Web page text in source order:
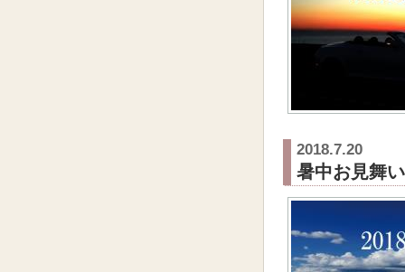
2018.7.20
暑中お見舞